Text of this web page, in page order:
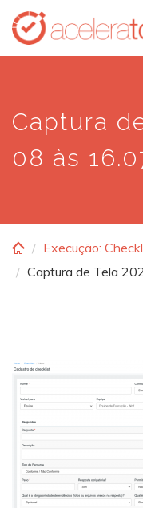
Skip
main
Captura
08 às
Execução:
Captura de Tela